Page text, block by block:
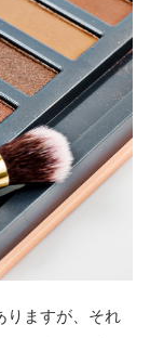
りますが、それ